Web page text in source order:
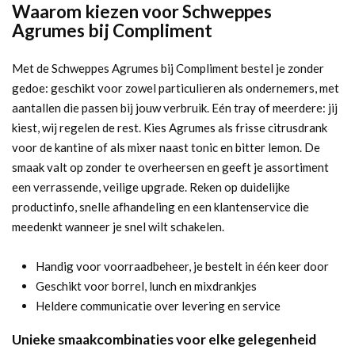
Waarom kiezen voor Schweppes
Agrumes bij Compliment
Met de Schweppes Agrumes bij Compliment bestel je zonder
gedoe: geschikt voor zowel particulieren als ondernemers, met
aantallen die passen bij jouw verbruik. Eén tray of meerdere: jij
kiest, wij regelen de rest. Kies Agrumes als frisse citrusdrank
voor de kantine of als mixer naast tonic en bitter lemon. De
smaak valt op zonder te overheersen en geeft je assortiment
een verrassende, veilige upgrade. Reken op duidelijke
productinfo, snelle afhandeling en een klantenservice die
meedenkt wanneer je snel wilt schakelen.
Handig voor voorraadbeheer, je bestelt in één keer door
Geschikt voor borrel, lunch en mixdrankjes
Heldere communicatie over levering en service
Unieke smaakcombinaties voor elke gelegenheid